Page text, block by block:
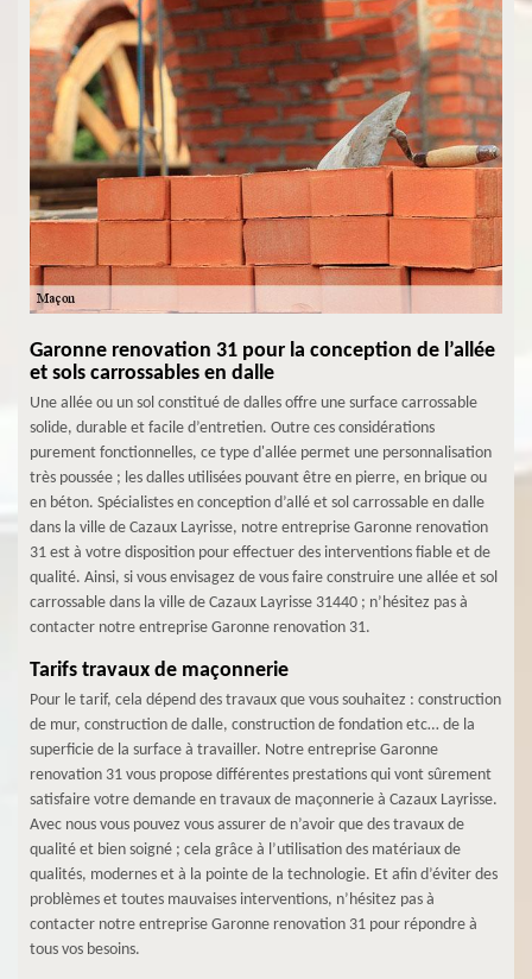
Garonne renovation 31 pour la conception de l’allée
et sols carrossables en dalle
Une allée ou un sol constitué de dalles offre une surface carrossable
solide, durable et facile d’entretien. Outre ces considérations
purement fonctionnelles, ce type d'allée permet une personnalisation
très poussée ; les dalles utilisées pouvant être en pierre, en brique ou
en béton. Spécialistes en conception d’allé et sol carrossable en dalle
dans la ville de Cazaux Layrisse, notre entreprise Garonne renovation
31 est à votre disposition pour effectuer des interventions fiable et de
qualité. Ainsi, si vous envisagez de vous faire construire une allée et sol
carrossable dans la ville de Cazaux Layrisse 31440 ; n’hésitez pas à
contacter notre entreprise Garonne renovation 31.
Tarifs travaux de maçonnerie
Pour le tarif, cela dépend des travaux que vous souhaitez : construction
de mur, construction de dalle, construction de fondation etc… de la
superficie de la surface à travailler. Notre entreprise Garonne
renovation 31 vous propose différentes prestations qui vont sûrement
satisfaire votre demande en travaux de maçonnerie à Cazaux Layrisse.
Avec nous vous pouvez vous assurer de n’avoir que des travaux de
qualité et bien soigné ; cela grâce à l’utilisation des matériaux de
qualités, modernes et à la pointe de la technologie. Et afin d’éviter des
problèmes et toutes mauvaises interventions, n’hésitez pas à
contacter notre entreprise Garonne renovation 31 pour répondre à
tous vos besoins.